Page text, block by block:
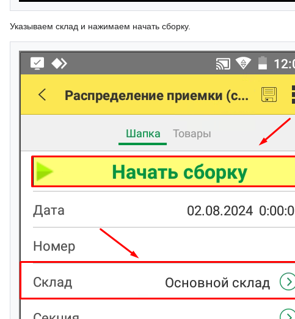
Указываем склад и нажимаем начать сборку.